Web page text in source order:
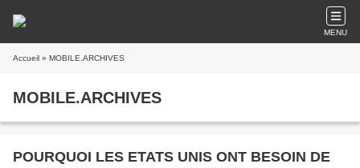
MENU
Accueil » MOBILE.ARCHIVES
MOBILE.ARCHIVES
POURQUOI LES ETATS UNIS ONT BESOIN DE